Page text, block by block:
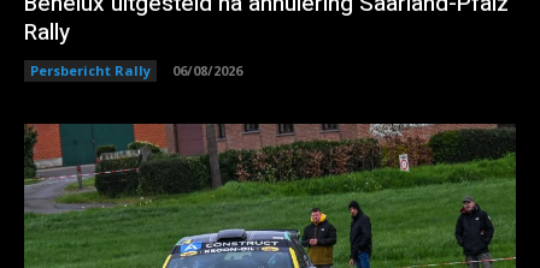
Rally
Persbericht Rally 06/08/2026